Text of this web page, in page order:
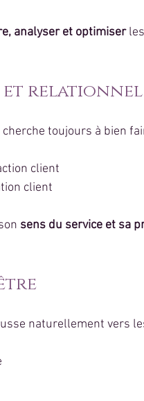
analyser et optimiser
et relationnel
toujours à bien
client
client
sens du service et sa
naturellement vers